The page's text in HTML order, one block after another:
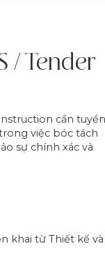
/ Tender
cần
việc bóc tách
sự chính xác và
khai từ Thiết kế và